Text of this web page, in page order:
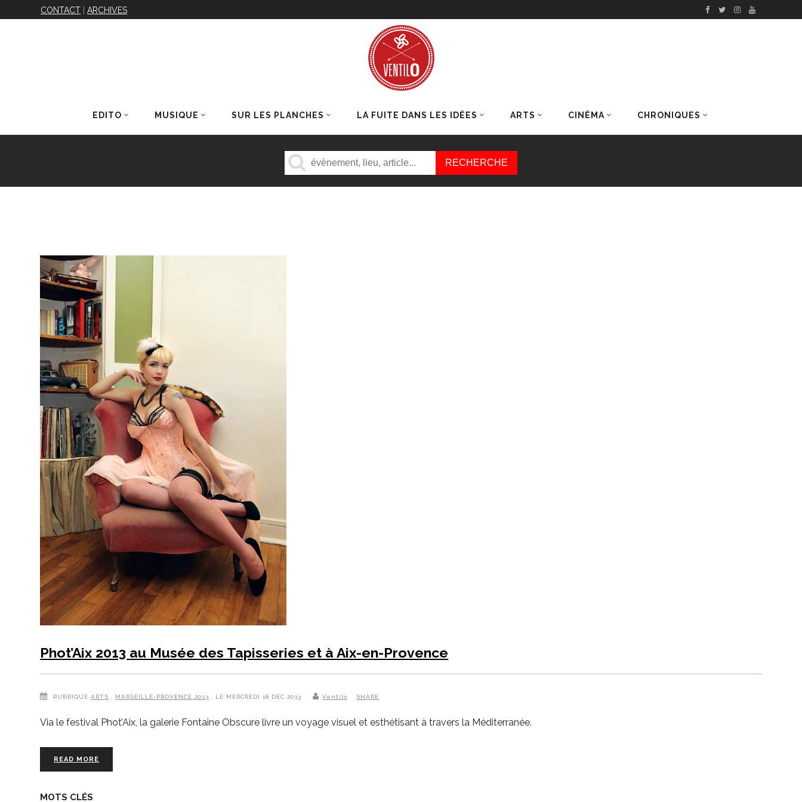
CONTACT |ARCHIVES
EDITO MUSIQUE SUR LES PLANCHES LA FUITE DANS LES IDÉES ARTS CINÉMA CHRONIQUES
DERNIERS ARTICLES
Phot’Aix 2013 au Musée des Tapisseries et à Aix-en-Provence
RUBRIQUE ARTS MARSEILLE-PROVENCE 2013 , LE MERCREDI 18 DÉC 2013 Ventilo SHARE
Via le festival Phot’Aix, la galerie Fontaine Obscure livre un voyage visuel et esthétisant à travers la Méditerranée.
READ MORE
MOTS CLÉS